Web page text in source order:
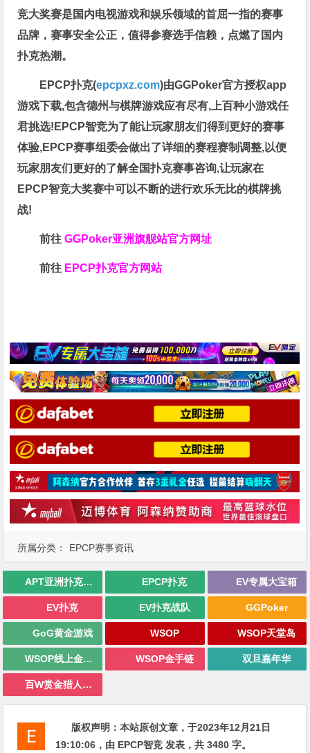
所属分类： EPCP赛事资讯
竞大奖赛是国内电视游戏和娱乐领域的首屈一指的赛事
品牌，赛事安全公正，值得参赛选手信赖，点燃了国内
扑克热潮。
EPCP扑克(epcpxz.com)由GGPoker官方授权app
游戏下载,包含德州与棋牌游戏应有尽有,上百种小游戏任
君挑选!EPCP智竞为了能让玩家朋友们得到更好的赛事
体验,EPCP赛事组委会做出了详细的赛程赛制调整,以便
玩家朋友们更好的了解全国扑克赛事咨询,让玩家在
EPCP智竞大奖赛中可以不断的进行欢乐无比的棋牌挑
战!
前往GGPoker亚洲旗舰站官方网址
前往 EPCP扑克官方网站
APT亚洲扑克巡回赛 EPCP扑克 EV专属大宝箱
EV扑克 EV扑克战队 GGPoker
GoG黄金游戏 WSOP WSOP天堂岛
WSOP线上金手链 WSOP金手链 双旦嘉年华
百W赏金猎人大奖赛
版权声明：本站原创文章，于2023年12月21日
19:10:06 ，由 EPCP智竞 发表，共 3480 字。